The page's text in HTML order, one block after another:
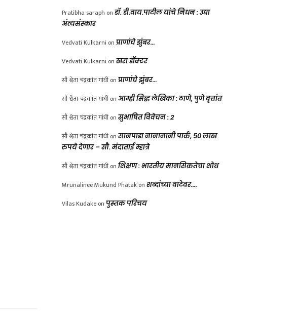
Pratibha saraph on डॉ. डी.वाय.पाटील यांचे निधन : उद्या
अंत्यसंस्कार
Vedvati Kulkarni on प्राणांचे झुंबर…
Vedvati Kulkarni on खरा डॉक्टर
सौ श्वेता चंद्रकांत गांधी on प्राणांचे झुंबर…
सौ श्वेता चंद्रकांत गांधी on आम्ही सिद्ध लेखिका : ठाणे, पुणे वृत्तांत
सौ श्वेता चंद्रकांत गांधी on सुभाषित विवेचन : 2
सौ श्वेता चंद्रकांत गांधी on सानपाडा नानानानी पार्क, ५० लाख
रुपये देणार – सौ. मंदाताई म्हात्रे
सौ श्वेता चंद्रकांत गांधी on शिक्षण : भारतीय मानसिकतेचा शोध
Mrunalinee Mukund Phatak on शब्दांच्या वाटेवर….
Vilas Kudake on पुस्तक परिचय